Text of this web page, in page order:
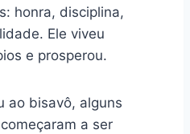
honra, disciplina,
Ele viveu
e prosperou.
ao bisavô, alguns
a ser